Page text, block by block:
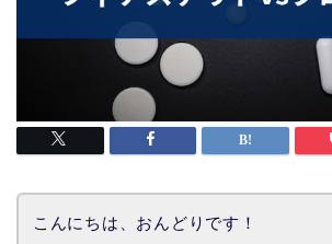
こんにちは、おんどりです！